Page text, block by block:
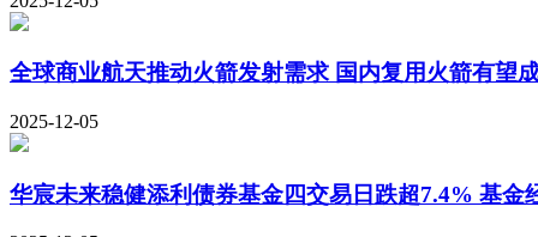
全球商业航天推动火箭发射需求 国内复用火箭有望
2025-12-05
华宸未来稳健添利债券基金四交易日跌超7.4% 基金